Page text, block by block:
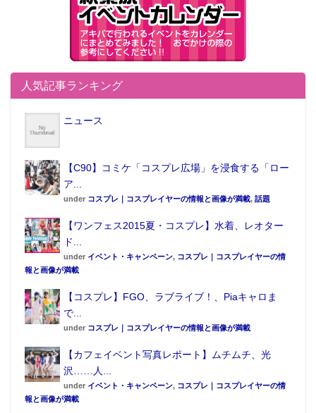
人気記事ランキング
ニュース
【C90】コミケ「コスプレ広場」を浸食する「ロー
ア...
under コスプレ｜コスプレイヤーの情報と画像が満載, 話題
【ワンフェス2015夏・コスプレ】水着、レオター
ド...
under イベント・キャンペーン, コスプレ｜コスプレイヤーの情
報と画像が満載
【コスプレ】FGO、ラブライブ！、Piaキャロま
で...
under コスプレ｜コスプレイヤーの情報と画像が満載
【カフェイベント写真レポート】ムチムチ、光
沢……人...
under イベント・キャンペーン, コスプレ｜コスプレイヤーの情
報と画像が満載